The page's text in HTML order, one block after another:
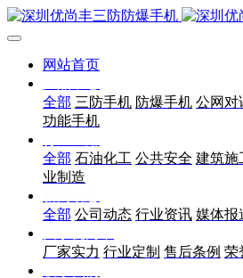
网站首页
全部 三防手机 防爆手机 公网对
功能手机
全部 石油化工 公共安全 建筑施
业制造
全部 公司动态 行业资讯 媒体报
厂家实力 行业定制 售后条例 荣